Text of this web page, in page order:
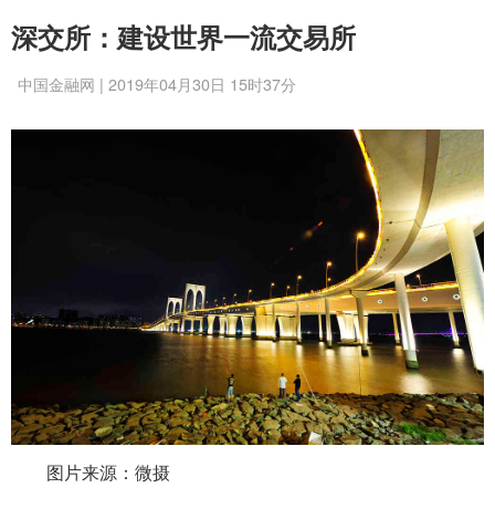
深交所：建设世界一流交易所
中国金融网 | 2019年04月30日 15时37分
图片来源：微摄